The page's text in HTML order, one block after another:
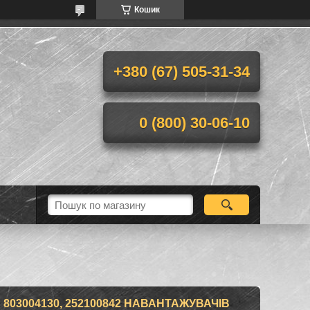
Кошик
+380 (67) 505-31-34
0 (800) 30-06-10
252100842 НАВАНТАЖУВАЧІВ